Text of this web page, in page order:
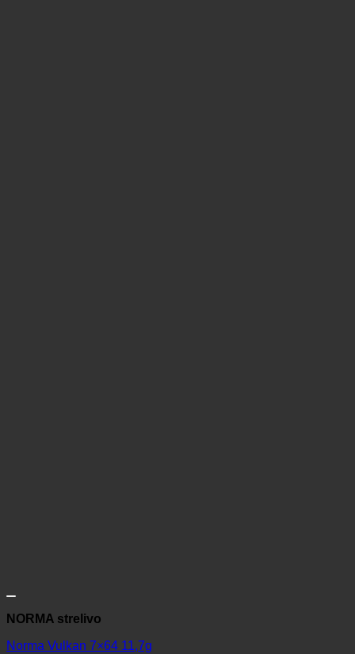
NORMA strelivo
Norma Vulkan 7×64 11,7g